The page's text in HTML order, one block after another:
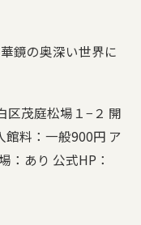
鏡の奥深い世界に
区茂庭松場１−２ 開
館料：一般900円 ア
：あり 公式HP：